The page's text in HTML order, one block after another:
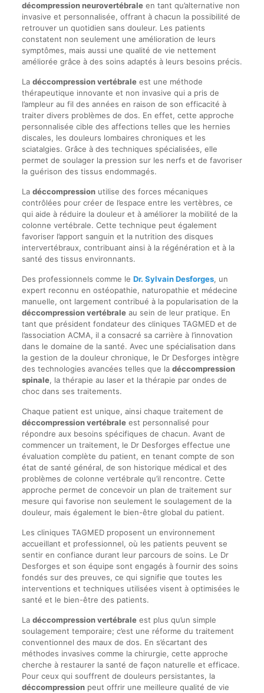
décompression neurovertébraleen tant qu’alternative non
invasive et personnalisée, offrant à chacun la possibilité de
retrouver un quotidien sans douleur. Les patients
constatent non seulement une amélioration de leurs
symptômes, mais aussi une qualité de vie nettement
améliorée grâce à des soins adaptés à leurs besoins précis.
La déccompression vertébraleest une méthode
thérapeutique innovante et non invasive qui a pris de
l’ampleur au fil des années en raison de son efficacité à
traiter divers problèmes de dos. En effet, cette approche
personnalisée cible des affections telles que les hernies
discales, les douleurs lombaires chroniques et les
sciatalgies. Grâce à des techniques spécialisées, elle
permet de soulager la pression sur les nerfs et de favoriser
la guérison des tissus endommagés.
La déccompressionutilise des forces mécaniques
contrôlées pour créer de l’espace entre les vertèbres, ce
qui aide à réduire la douleur et à améliorer la mobilité de la
colonne vertébrale. Cette technique peut également
favoriser l’apport sanguin et la nutrition des disques
intervertébraux, contribuant ainsi à la régénération et à la
santé des tissus environnants.
Des professionnels comme le Dr. Sylvain Desforges, un
expert reconnu en ostéopathie, naturopathie et médecine
manuelle, ont largement contribué à la popularisation de la
déccompression vertébraleau sein de leur pratique. En
tant que président fondateur des cliniques TAGMED et de
l’association ACMA, il a consacré sa carrière à l’innovation
dans le domaine de la santé. Avec une spécialisation dans
la gestion de la douleur chronique, le Dr Desforges intègre
des technologies avancées telles que la déccompression
spinale, la thérapie au laser et la thérapie par ondes de
choc dans ses traitements.
Chaque patient est unique, ainsi chaque traitement de
déccompression vertébraleest personnalisé pour
répondre aux besoins spécifiques de chacun. Avant de
commencer un traitement, le Dr Desforges effectue une
évaluation complète du patient, en tenant compte de son
état de santé général, de son historique médical et des
problèmes de colonne vertébrale qu’il rencontre. Cette
approche permet de concevoir un plan de traitement sur
mesure qui favorise non seulement le soulagement de la
douleur, mais également le bien-être global du patient.
Les cliniques TAGMED proposent un environnement
accueillant et professionnel, où les patients peuvent se
sentir en confiance durant leur parcours de soins. Le Dr
Desforges et son équipe sont engagés à fournir des soins
fondés sur des preuves, ce qui signifie que toutes les
interventions et techniques utilisées visent à optimisées le
santé et le bien-être des patients.
La déccompression vertébraleest plus qu’un simple
soulagement temporaire; c’est une réforme du traitement
conventionnel des maux de dos. En s’écartant des
méthodes invasives comme la chirurgie, cette approche
cherche à restaurer la santé de façon naturelle et efficace.
Pour ceux qui souffrent de douleurs persistantes, la
déccompressionpeut offrir une meilleure qualité de vie